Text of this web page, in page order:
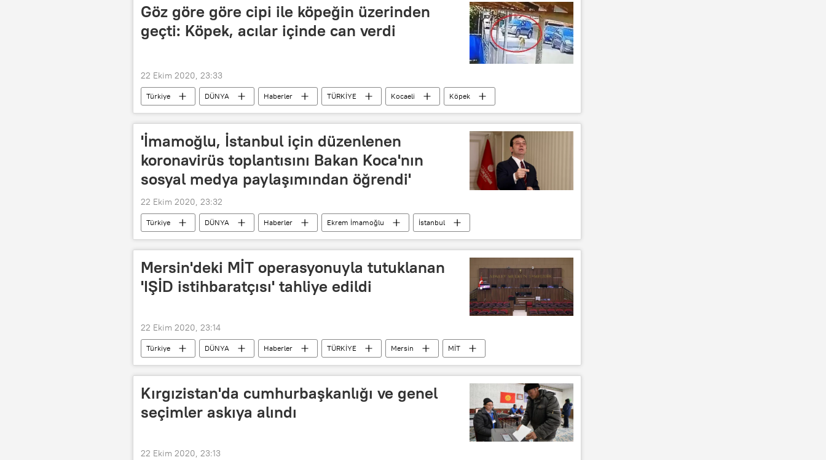
Göz göre göre cipi ile köpeğin üzerinden
geçti: Köpek, acılar içinde can verdi
22 Ekim 2020, 23:33
Türkiye DÜNYA Haberler TÜRKİYE Kocaeli
Köpek
Hayvanlara şiddet
Hayvanlara işkence
'İmamoğlu, İstanbul için düzenlenen
koronavirüs toplantısını Bakan Koca'nın
sosyal medya paylaşımından öğrendi'
22 Ekim 2020, 23:32
Türkiye DÜNYA Haberler Ekrem İmamoğlu
İstanbul
Koronavirüs
Fahrettin Koca Sosyal medya Canan Kaftancıoğlu
Mersin'deki MİT operasyonuyla tutuklanan
'IŞİD istihbaratçısı' tahliye edildi
22 Ekim 2020, 23:14
Türkiye DÜNYA Haberler TÜRKİYE Mersin
MİT
IŞİD
Tahliye
Kırgızistan'da cumhurbaşkanlığı ve genel
seçimler askıya alındı
22 Ekim 2020, 23:13